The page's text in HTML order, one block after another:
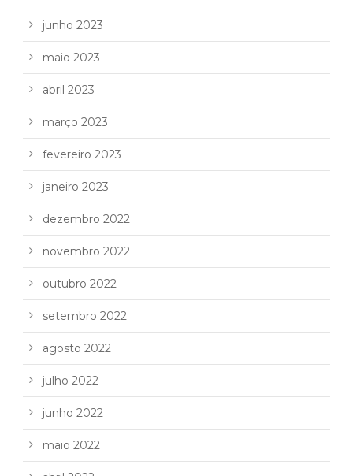
junho 2023
maio 2023
abril 2023
março 2023
fevereiro 2023
janeiro 2023
dezembro 2022
novembro 2022
outubro 2022
setembro 2022
agosto 2022
julho 2022
junho 2022
maio 2022